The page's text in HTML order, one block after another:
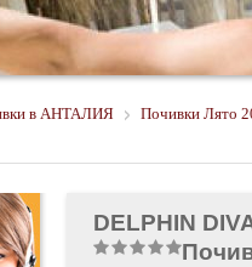
в АНТАЛИЯ
Почивки Лято
DELPHIN